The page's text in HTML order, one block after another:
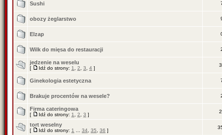
Sushi
obozy żeglarstwo
Elzap
Wilk do mięsa do restauracji
jedzenie na weselu
[ Idź do strony: 1 2 3 4 ]
Ginekologia estetyczna
Brakuje procentów na wesele?
Firma cateringowa
[ Idź do strony: 1 2 3 ]
tort weselny
[ Idź do strony: 1 34 35 36 ]